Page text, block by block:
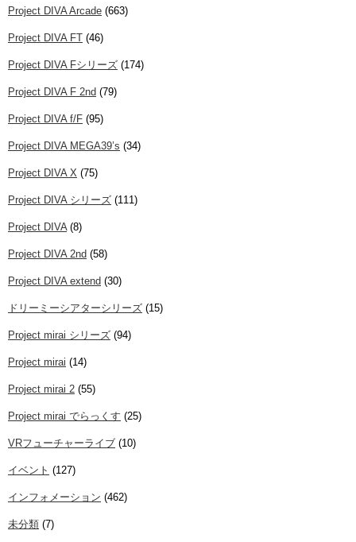
Project DIVA Arcade (663)
Project DIVA FT (46)
Project DIVA Fシリーズ (174)
Project DIVA F 2nd (79)
Project DIVA f/F (95)
Project DIVA MEGA39’s (34)
Project DIVA X (75)
Project DIVA シリーズ (111)
Project DIVA(8)
Project DIVA 2nd (58)
Project DIVA extend (30)
ドリーミーシアターシリーズ (15)
Project mirai シリーズ (94)
Project mirai (14)
Project mirai 2 (55)
Project mirai でらっくす (25)
VRフューチャーライブ (10)
イベント (127)
インフォメーション (462)
未分類 (7)